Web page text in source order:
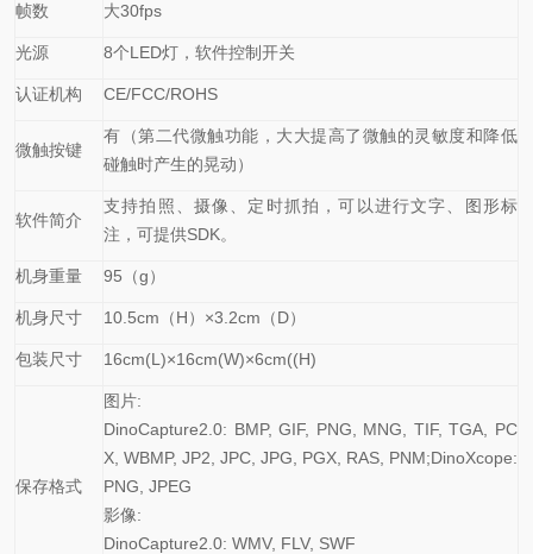
帧数 大30fps
光源 8个LED灯，软件控制开关
认证机构 CE/FCC/ROHS
微触按键
有（第二代微触功能，大大提高了微触的灵敏度和降低
碰触时产生的晃动）
软件简介
支持拍照、摄像、定时抓拍，可以进行文字、图形标
注，可提供SDK。
机身重量 95 （g）
机身尺寸 10.5cm （H）×3.2cm（D）
包装尺寸 16cm(L)×16cm(W)×6cm((H)
保存格式
图片:
DinoCapture2.0: BMP, GIF, PNG, MNG, TIF, TGA, PC
X, WBMP, JP2, JPC, JPG, PGX, RAS, PNM;DinoXcope:
PNG, JPEG
影像:
DinoCapture2.0: WMV, FLV, SWF